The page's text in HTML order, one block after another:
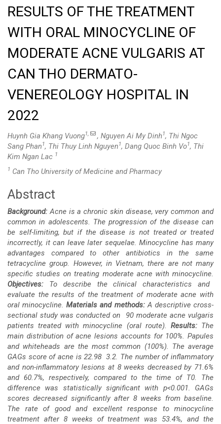
RESULTS OF THE TREATMENT
WITH ORAL MINOCYCLINE OF
MODERATE ACNE VULGARIS AT
CAN THO DERMATO-
VENEREOLOGY HOSPITAL IN
2022
Huynh Gia Khang Vuong1, , Nguyen Ai My Dinh1, Thi Ngoc
Sang Phan1, Thi Thuy Linh Nguyen1, Dang Quoc Binh Vo1, Thi
Kim Ngan Lac 1
1 Can Tho University of Medicine and Pharmacy
Main
Article
Content
Abstract
Background: Acne is a chronic skin disease, very common and
common in adolescents. The progression of the disease can
be self-limiting, but if the disease is not treated or treated
incorrectly, it can leave later sequelae. Minocycline has many
advantages compared to other antibiotics in the same
tetracycline group. However, in Vietnam, there are not many
specific studies on treating moderate acne with minocycline.
Objectives: To describe the clinical characteristics and
evaluate the results of the treatment of moderate acne with
oral minocycline.Materials and methods:A descriptive cross-
sectional study was conducted on 90 moderate acne vulgaris
patients treated with minocycline (oral route). Results:The
main distribution of acne lesions accounts for 100%. Papules
and whiteheads are the most common (100%). The average
GAGs score of acne is 22.98 3.2. The number of inflammatory
and non-inflammatory lesions at 8 weeks decreased by 71.6%
and 60.7%, respectively, compared to the time of T0. The
difference was statistically significant with p<0.001. GAGs
scores decreased significantly after 8 weeks from baseline.
The rate of good and excellent response to minocycline
treatment after 8 weeks of treatment was 53.4%, and the